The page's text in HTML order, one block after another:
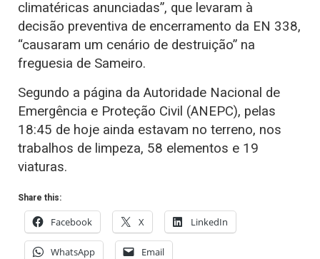
climatéricas anunciadas”, que levaram à
decisão preventiva de encerramento da EN 338,
“causaram um cenário de destruição” na
freguesia de Sameiro.
Segundo a página da Autoridade Nacional de
Emergência e Proteção Civil (ANEPC), pelas
18:45 de hoje ainda estavam no terreno, nos
trabalhos de limpeza, 58 elementos e 19
viaturas.
Share this:
Facebook X LinkedIn
WhatsApp Email